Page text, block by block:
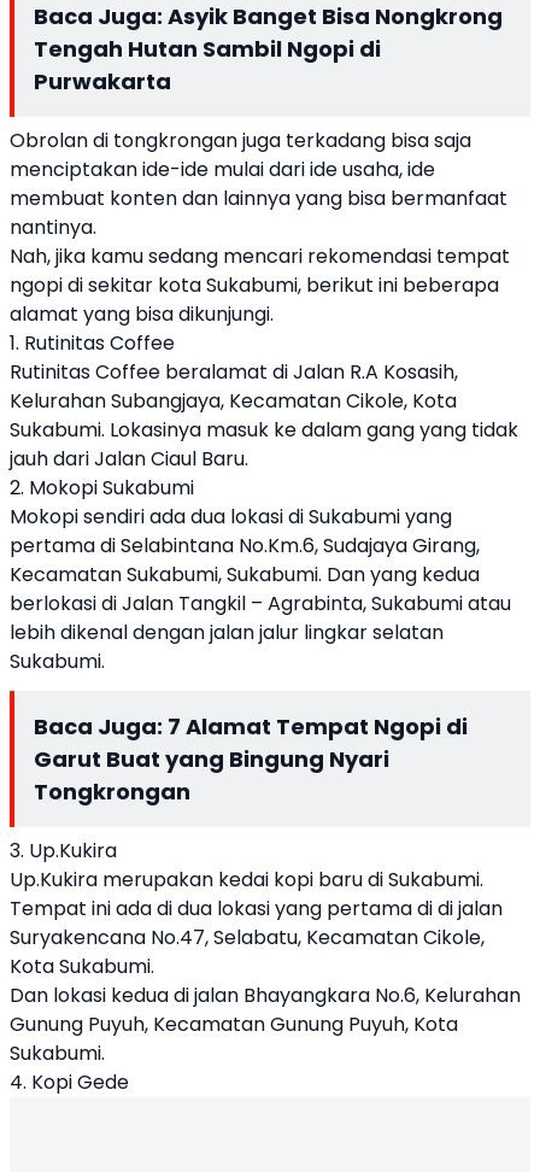
Baca Juga: Asyik Banget Bisa Nongkrong
Tengah Hutan Sambil Ngopi di
Purwakarta
Obrolan di tongkrongan juga terkadang bisa saja
menciptakan ide-ide mulai dari ide usaha, ide
membuat konten dan lainnya yang bisa bermanfaat
nantinya.
Nah, jika kamu sedang mencari rekomendasi tempat
ngopi di sekitar kota Sukabumi, berikut ini beberapa
alamat yang bisa dikunjungi.
1. Rutinitas Coffee
Rutinitas Coffee beralamat di Jalan R.A Kosasih,
Kelurahan Subangjaya, Kecamatan Cikole, Kota
Sukabumi. Lokasinya masuk ke dalam gang yang tidak
jauh dari Jalan Ciaul Baru.
2. Mokopi Sukabumi
Mokopi sendiri ada dua lokasi di Sukabumi yang
pertama di Selabintana No.Km.6, Sudajaya Girang,
Kecamatan Sukabumi, Sukabumi. Dan yang kedua
berlokasi di Jalan Tangkil – Agrabinta, Sukabumi atau
lebih dikenal dengan jalan jalur lingkar selatan
Sukabumi.
Baca Juga: 7 Alamat Tempat Ngopi di
Garut Buat yang Bingung Nyari
Tongkrongan
3. Up.Kukira
Up.Kukira merupakan kedai kopi baru di Sukabumi.
Tempat ini ada di dua lokasi yang pertama di di jalan
Suryakencana No.47, Selabatu, Kecamatan Cikole,
Kota Sukabumi.
Dan lokasi kedua di jalan Bhayangkara No.6, Kelurahan
Gunung Puyuh, Kecamatan Gunung Puyuh, Kota
Sukabumi.
4. Kopi Gede